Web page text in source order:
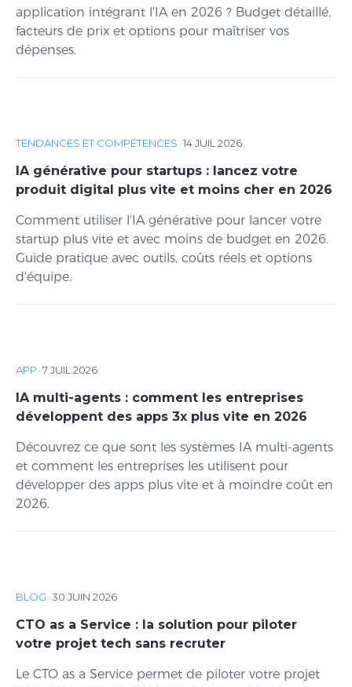
application intégrant l'IA en 2026 ? Budget détaillé,
facteurs de prix et options pour maîtriser vos
dépenses.
TENDANCES ET COMPÉTENCES ·14 JUIL 2026
IA générative pour startups : lancez votre
produit digital plus vite et moins cher en 2026
Comment utiliser l'IA générative pour lancer votre
startup plus vite et avec moins de budget en 2026.
Guide pratique avec outils, coûts réels et options
d'équipe.
APP ·7 JUIL 2026
IA multi-agents : comment les entreprises
développent des apps 3x plus vite en 2026
Découvrez ce que sont les systèmes IA multi-agents
et comment les entreprises les utilisent pour
développer des apps plus vite et à moindre coût en
2026.
BLOG ·30 JUIN 2026
CTO as a Service : la solution pour piloter
votre projet tech sans recruter
Le CTO as a Service permet de piloter votre projet